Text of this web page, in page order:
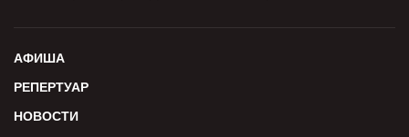
АФИША
РЕПЕРТУАР
НОВОСТИ